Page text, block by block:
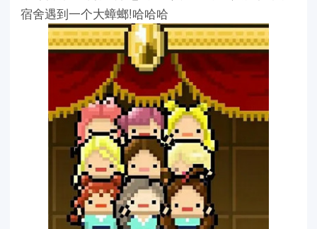
宿舍遇到一个大蟑螂!哈哈哈